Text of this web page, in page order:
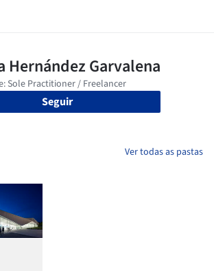
Seguir
Ver todas as pastas